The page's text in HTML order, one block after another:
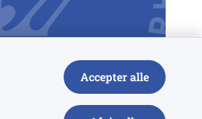
Accepter alle